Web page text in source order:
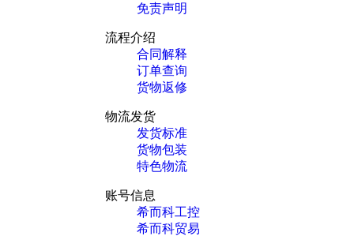
免责声明
流程介绍
合同解释
订单查询
货物返修
物流发货
发货标准
货物包装
特色物流
账号信息
希而科工控
希而科贸易